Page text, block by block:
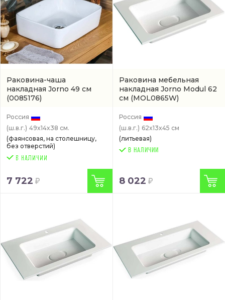
Раковина-чаша
накладная Jorno 49 см
(0085176)
Россия
(ш.в.г.) 49x14x38 см.
(фаянсовая, на столешницу,
без отверстий)
7 722
Раковина мебельная
накладная Jorno Modul 62
см (MOL0865W)
Россия
(ш.в.г.) 62x13x45 см
(литьевая)
В НАЛИЧИИ
8 022